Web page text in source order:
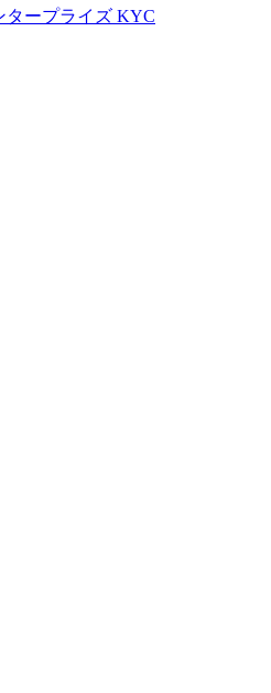
タープライズ KYC